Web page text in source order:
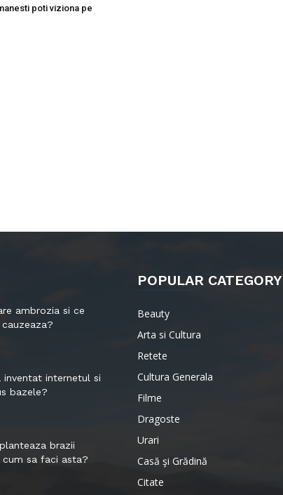
poti viziona pe
ambrozia si ce
inventat internetul si
bazele?
brazii
cum sa faci asta?
POPULAR CATEGORY
Beauty
Arta si Cultura
Retete
Cultura Generala
Filme
Dragoste
Urari
Casă şi Grădină
Citate